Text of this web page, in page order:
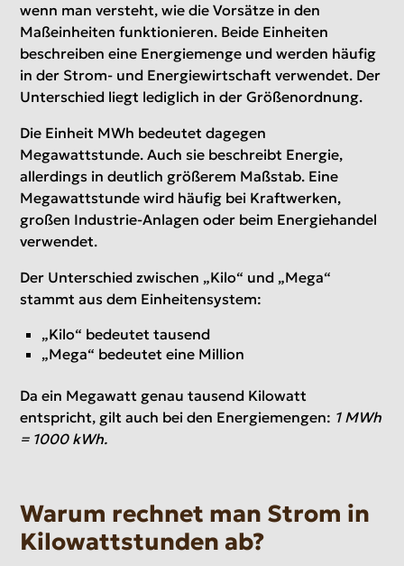
wenn man versteht, wie die Vorsätze in den
Maßeinheiten funktionieren. Beide Einheiten
beschreiben eine Energiemenge und werden häufig
in der Strom- und Energiewirtschaft verwendet. Der
Unterschied liegt lediglich in der Größenordnung.
Die Einheit MWh bedeutet dagegen
Megawattstunde. Auch sie beschreibt Energie,
allerdings in deutlich größerem Maßstab. Eine
Megawattstunde wird häufig bei Kraftwerken,
großen Industrie-Anlagen oder beim Energiehandel
verwendet.
Der Unterschied zwischen „Kilo“ und „Mega“
stammt aus dem Einheitensystem:
„Kilo“ bedeutet tausend
„Mega“ bedeutet eine Million
Da ein Megawatt genau tausend Kilowatt
entspricht, gilt auch bei den Energiemengen: 1 MWh
= 1000 kWh.
Warum rechnet man Strom in
Kilowattstunden ab?